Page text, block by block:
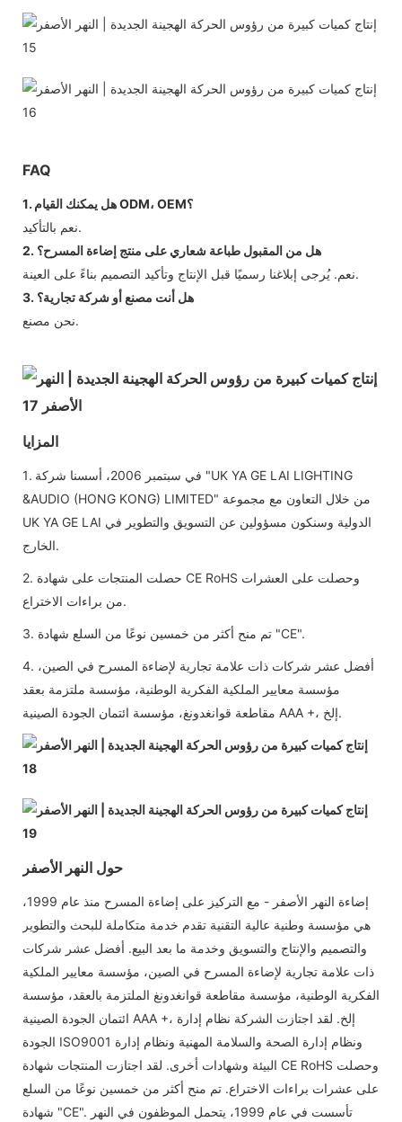
FAQ
1. هل يمكنك القيام ODM، OEM؟
نعم بالتأكيد.
2. هل من المقبول طباعة شعاري على منتج إضاءة المسرح؟
نعم. يُرجى إبلاغنا رسميًا قبل الإنتاج وتأكيد التصميم بناءً على العينة.
3. هل أنت مصنع أو شركة تجارية؟
نحن مصنع.
المزايا
1. في سبتمبر 2006، أسسنا شركة "UK YA GE LAI LIGHTING
&AUDIO (HONG KONG) LIMITED" من خلال التعاون مع مجموعة
UK YA GE LAI الدولية وسنكون مسؤولين عن التسويق والتطوير في
الخارج.
2. حصلت المنتجات على شهادة CE RoHS وحصلت على العشرات
من براءات الاختراع.
3. تم منح أكثر من خمسين نوعًا من السلع شهادة "CE".
4. أفضل عشر شركات ذات علامة تجارية لإضاءة المسرح في الصين،
مؤسسة معايير الملكية الفكرية الوطنية، مؤسسة ملتزمة بعقد
مقاطعة قوانغدونغ، مؤسسة ائتمان الجودة الصينية AAA +، إلخ.
حول النهر الأصفر
إضاءة النهر الأصفر - مع التركيز على إضاءة المسرح منذ عام 1999،
هي مؤسسة وطنية عالية التقنية تقدم خدمة متكاملة للبحث والتطوير
والتصميم والإنتاج والتسويق وخدمة ما بعد البيع. أفضل عشر شركات
ذات علامة تجارية لإضاءة المسرح في الصين، مؤسسة معايير الملكية
الفكرية الوطنية، مؤسسة مقاطعة قوانغدونغ الملتزمة بالعقد، مؤسسة
ائتمان الجودة الصينية AAA +، إلخ. لقد اجتازت الشركة نظام إدارة
الجودة ISO9001 ونظام إدارة الصحة والسلامة المهنية ونظام إدارة
البيئة وشهادات أخرى. لقد اجتازت المنتجات شهادة CE RoHS وحصلت
على عشرات براءات الاختراع. تم منح أكثر من خمسين نوعًا من السلع
شهادة "CE". تأسست في عام 1999، يتحمل الموظفون في النهر